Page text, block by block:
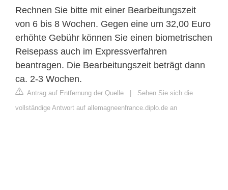
Rechnen Sie bitte mit einer Bearbeitungszeit
von 6 bis 8 Wochen. Gegen eine um 32,00 Euro
erhöhte Gebühr können Sie einen biometrischen
Reisepass auch im Expressverfahren
beantragen. Die Bearbeitungszeit beträgt dann
ca. 2-3 Wochen.
Antrag auf Entfernung der Quelle
Sehen Sie sich die
vollständige Antwort auf allemagneenfrance.diplo.de an